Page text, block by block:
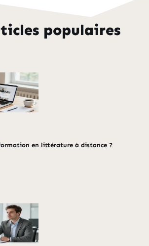
populaires
en littérature à distance ?